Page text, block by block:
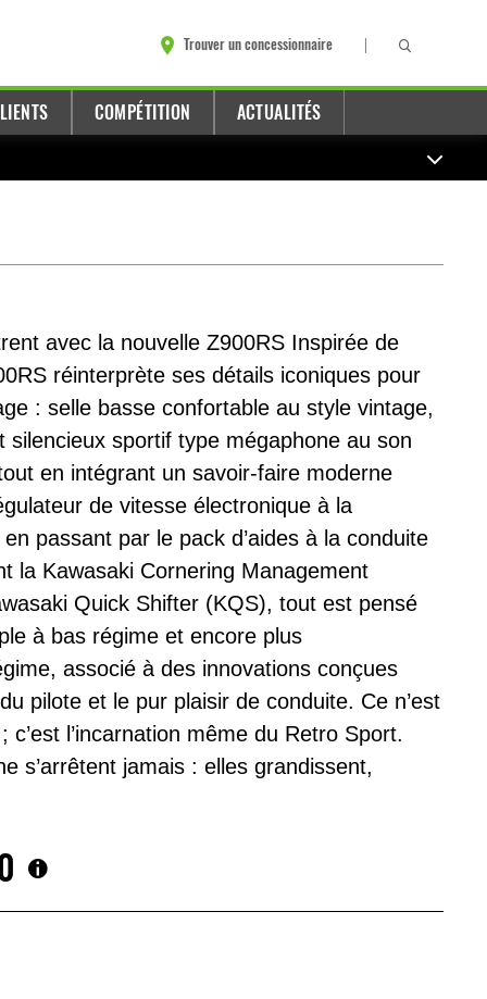
Trouver un concessionnaire
COMPÉTITION ACTUALITÉS
avec la nouvelle Z900RS Inspirée de
réinterprète ses détails iconiques pour
: selle basse confortable au style vintage,
silencieux sportif type mégaphone au son
en intégrant un savoir-faire moderne
de vitesse électronique à la
passant par le pack d’aides à la conduite
la Kawasaki Cornering Management
Quick Shifter (KQS), tout est pensé
à bas régime et encore plus
associé à des innovations conçues
pilote et le pur plaisir de conduite. Ce n’est
l’incarnation même du Retro Sport.
s’arrêtent jamais : elles grandissent,